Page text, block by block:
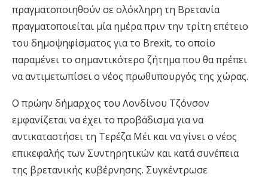
πραγματοποιηθούν σε ολόκληρη τη Βρετανία
πραγματοποιείται μία ημέρα πριν την τρίτη επέτειο
του δημοψηφίσματος για το Brexit, το οποίο
παραμένει το σημαντικότερο ζήτημα που θα πρέπει
να αντιμετωπίσει ο νέος πρωθυπουργός της χώρας.
Ο πρώην δήμαρχος του Λονδίνου Τζόνσον
εμφανίζεται να έχει το προβάδισμα για να
αντικαταστήσει τη Τερέζα Μέι και να γίνει ο νέος
επικεφαλής των Συντηρητικών και κατά συνέπεια
της βρετανικής κυβέρνησης. Συγκέντρωσε